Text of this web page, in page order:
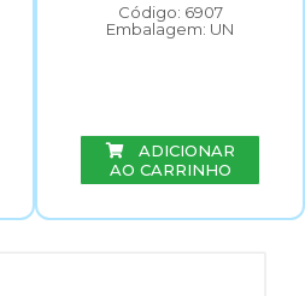
Código: 6907
Embalagem: UN
ADICIONAR
AO CARRINHO